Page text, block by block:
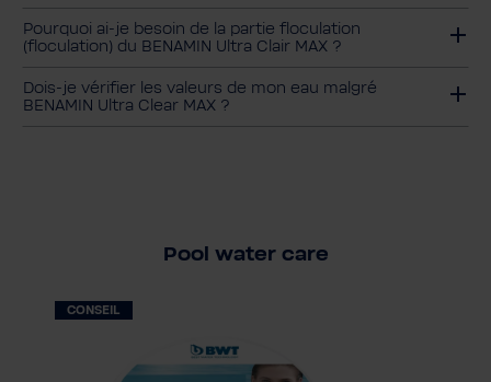
Pourquoi ai-je besoin de la partie floculation
(floculation) du BENAMIN Ultra Clair MAX ?
Dois-je vérifier les valeurs de mon eau malgré
BENAMIN Ultra Clear MAX ?
Pool water care
CONSEIL